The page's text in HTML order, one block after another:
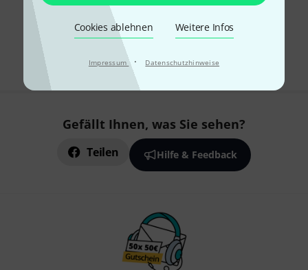
Cookies ablehnen Weitere Infos
Impressum · Datenschutzhinweise
Kostenloser Versand ab 29 €
Alle Preise inkl. MwSt.
Gefällt Ihnen, was Sie sehen?
Teilen Hilfe & Feedback